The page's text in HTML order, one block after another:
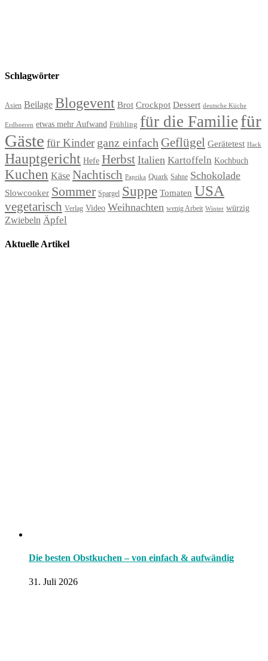
Schlagwörter
Asien Beilage Blogevent Brot Crockpot Dessert deutsche Küche
Erdbeeren etwas mehr Aufwand Frühling für die Familie für
Gäste für Kinder ganz einfach Geflügel Gerätetest Hack
Hauptgericht Hefe Herbst Italien Kartoffeln Kochbuch
Kuchen Käse Nachtisch Paprika Quark Sahne Schokolade
Slowcooker Sommer Spargel Suppe Tomaten USA
vegetarisch Verlag Video Weihnachten wenig Arbeit Winter würzig
Zwiebeln Äpfel
Aktuelle Artikel
Die besten Obstkuchen – von einfach & aufwändig
31. Juli 2026